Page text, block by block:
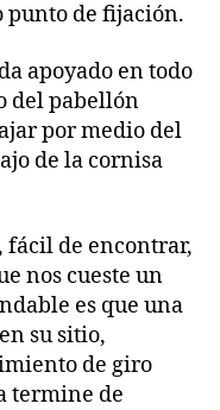
de fijación.
apoyado en todo
del pabellón
por medio del
de la cornisa
fácil de encontrar,
nos cueste un
es que una
su sitio,
de giro
termine de